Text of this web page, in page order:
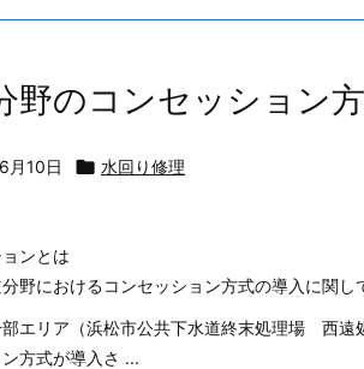
野のコンセッション
月10日  水回り修理
ンとは
野におけるコンセッション方式の導入に関し
エリア（浜松市公共下水道終末処理場 西遠
方式が導入さ ...